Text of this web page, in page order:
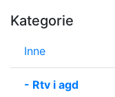
Kategorie
Inne
- Rtv i agd